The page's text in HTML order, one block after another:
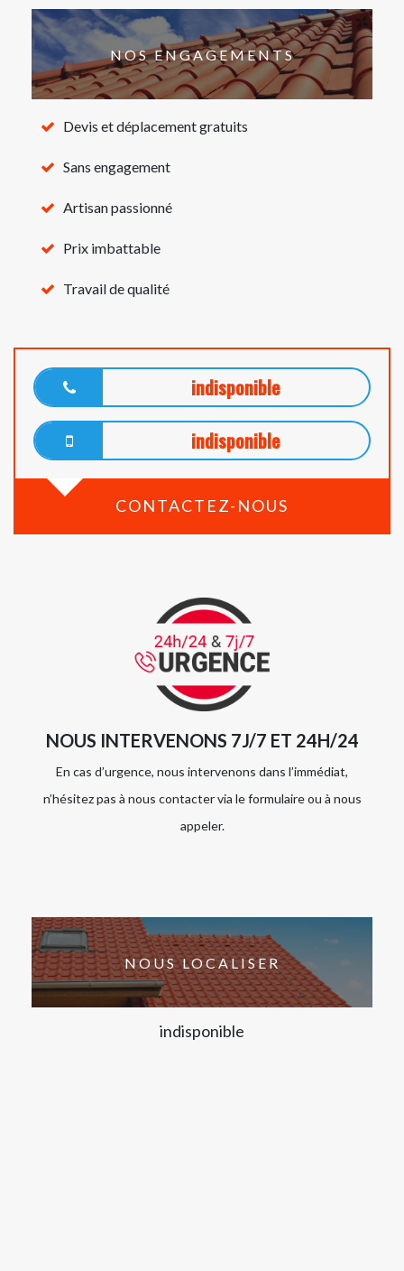
NOS ENGAGEMENTS
Devis et déplacement gratuits
Sans engagement
Artisan passionné
Prix imbattable
Travail de qualité
indisponible
indisponible
CONTACTEZ-NOUS
NOUS INTERVENONS 7J/7 ET 24H/24
En cas d’urgence, nous intervenons dans l’immédiat,
n’hésitez pas à nous contacter via le formulaire ou à nous
appeler.
NOUS LOCALISER
indisponible